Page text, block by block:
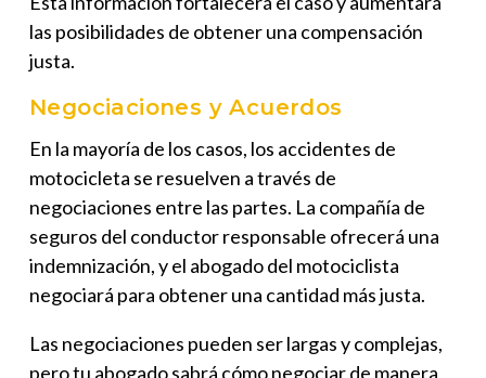
las posibilidades de obtener una compensación
justa.
Negociaciones y Acuerdos
En la mayoría de los casos, los accidentes de
motocicleta se resuelven a través de
negociaciones entre las partes. La compañía de
seguros del conductor responsable ofrecerá una
indemnización, y el abogado del motociclista
negociará para obtener una cantidad más justa.
Las negociaciones pueden ser largas y complejas,
pero tu abogado sabrá cómo negociar de manera